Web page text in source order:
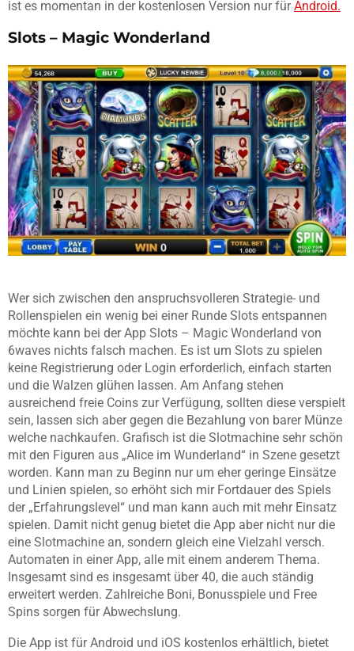
ist es momentan in der kostenlosen Version nur fürAndroid.
Slots – Magic Wonderland
Wer sich zwischen den anspruchsvolleren Strategie- und
Rollenspielen ein wenig bei einer Runde Slots entspannen
möchte kann bei der App Slots – Magic Wonderland von
6waves nichts falsch machen. Es ist um Slots zu spielen
keine Registrierung oder Login erforderlich, einfach starten
und die Walzen glühen lassen. Am Anfang stehen
ausreichend freie Coins zur Verfügung, sollten diese verspielt
sein, lassen sich aber gegen die Bezahlung von barer Münze
welche nachkaufen. Grafisch ist die Slotmachine sehr schön
mit den Figuren aus „Alice im Wunderland“ in Szene gesetzt
worden. Kann man zu Beginn nur um eher geringe Einsätze
und Linien spielen, so erhöht sich mir Fortdauer des Spiels
der „Erfahrungslevel“ und man kann auch mit mehr Einsatz
spielen. Damit nicht genug bietet die App aber nicht nur die
eine Slotmachine an, sondern gleich eine Vielzahl versch.
Automaten in einer App, alle mit einem anderem Thema.
Insgesamt sind es insgesamt über 40, die auch ständig
erweitert werden. Zahlreiche Boni, Bonusspiele und Free
Spins sorgen für Abwechslung.
Die App ist für Android und iOS kostenlos erhältlich, bietet